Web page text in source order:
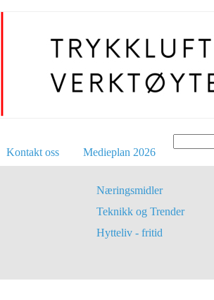
Kontakt oss Medieplan 2026
Næringsmidler
Teknikk og Trender
Hytteliv - fritid